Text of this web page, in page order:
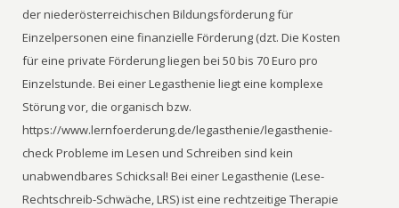
der niederösterreichischen Bildungsförderung für
Einzelpersonen eine finanzielle Förderung (dzt. Die Kosten
für eine private Förderung liegen bei 50 bis 70 Euro pro
Einzelstunde. Bei einer Legasthenie liegt eine komplexe
Störung vor, die organisch bzw.
https://www.lernfoerderung.de/legasthenie/legasthenie-
check Probleme im Lesen und Schreiben sind kein
unabwendbares Schicksal! Bei einer Legasthenie (Lese-
Rechtschreib-Schwäche, LRS) ist eine rechtzeitige Therapie